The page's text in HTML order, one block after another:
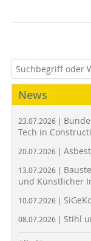
News
23.07.2026 |
Tech in
20.07.2026 |
13.07.2026 |
und Künstlicher
10.07.2026 |
08.07.2026 | Stihl